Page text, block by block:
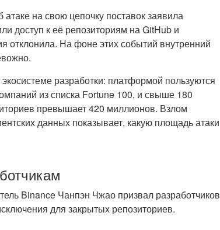
на свою цепочку поставок заявила
доступ к её репозиториям на GitHub и
отклонила. На фоне этих событий внутренний
разработки: платформой пользуются
из списка Fortune 100, и свыше 180
превышает 420 миллионов. Взлом
данных показывает, какую площадь атаки
Binance Чанпэн Чжао призвал разработчиков
для закрытых репозиториев.